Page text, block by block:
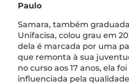
Paulo
Samara, também
Unifacisa, colou grau em
dela é marcada por uma
que remonta à sua
no curso aos 17 anos, ela
influenciada pela